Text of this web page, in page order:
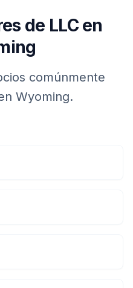
de LLC en
comúnmente
Wyoming.